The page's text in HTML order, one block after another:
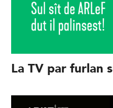
La TV par furlan